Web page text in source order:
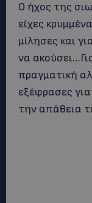
Ο ήχος της
είχες
μίλησες και
να
πραγματική
εξέφρασες
την απάθεια